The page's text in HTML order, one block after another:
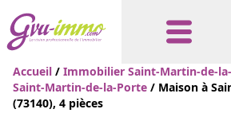
Accueil / Immobilier Saint-Martin-de-
Saint-Martin-de-la-Porte / Maison à
(73140), 4 pièces